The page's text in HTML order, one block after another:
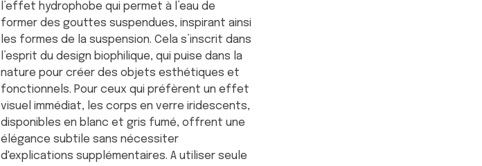
l’effet hydrophobe qui permet à l’eau de
former des gouttes suspendues, inspirant ainsi
les formes de la suspension. Cela s’inscrit dans
l’esprit du design biophilique, qui puise dans la
nature pour créer des objets esthétiques et
fonctionnels. Pour ceux qui préfèrent un effet
visuel immédiat, les corps en verre iridescents,
disponibles en blanc et gris fumé, offrent une
élégance subtile sans nécessiter
d'explications supplémentaires. A utiliser seule